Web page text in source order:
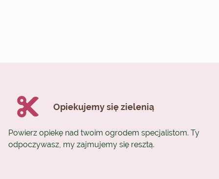
Opiekujemy się zielenią
Powierz opiekę nad twoim ogrodem specjalistom. Ty
odpoczywasz, my zajmujemy się resztą.